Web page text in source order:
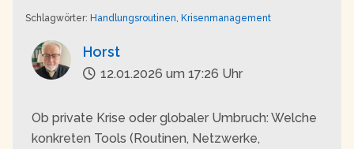
Schlagwörter: Handlungsroutinen, Krisenmanagement
Horst
12.01.2026 um 17:26 Uhr
Ob private Krise oder globaler Umbruch: Welche
konkreten Tools (Routinen, Netzwerke,